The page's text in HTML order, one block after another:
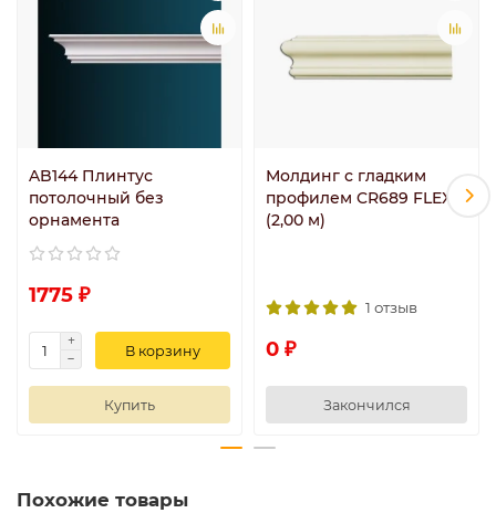
AB144 Плинтус
потолочный без
орнамента
1775 ₽
В корзину
Купить
Молдинг с гладким
профилем CR689 FLEXI
(2,00 м)
1 отзыв
0 ₽
Закончился
Похожие товары